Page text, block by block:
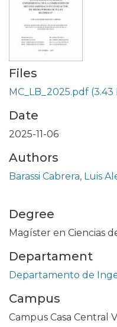
Files
MC_LB_2025.pdf (3.43
Date
2025-11-06
Authors
Barassi Cabrera, Luis
Degree
Magíster en Ciencias
Departament
Departamento de
Campus
Campus Casa Central